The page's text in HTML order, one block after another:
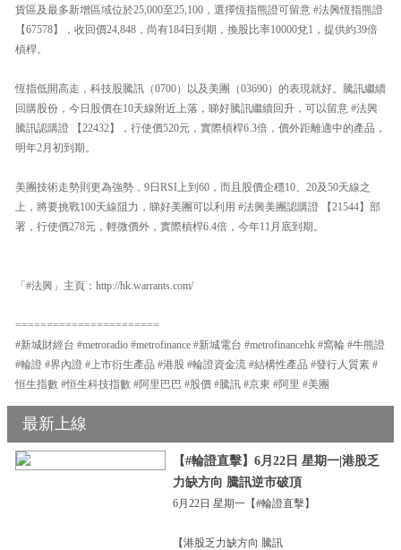
貨區及最多新增區域位於25,000至25,100，選擇恆指熊證可留意 #法興恆指熊證
【67578】，收回價24,848，尚有184日到期，換股比率10000兌1，提供約39倍
槓桿。
恆指低開高走，科技股騰訊（0700）以及美團（03690）的表現就好。騰訊繼續
回購股份，今日股價在10天線附近上落，睇好騰訊繼續回升，可以留意 #法興
騰訊認購證 【22432】，行使價520元，實際槓桿6.3倍，價外距離適中的產品，
明年2月初到期。
美團技術走勢則更為強勢，9日RSI上到60，而且股價企穩10、20及50天線之
上，將要挑戰100天線阻力，睇好美團可以利用 #法興美團認購證 【21544】部
署，行使價278元，輕微價外，實際槓桿6.4倍，今年11月底到期。
「#法興」主頁：http://hk.warrants.com/
=======================
#新城財經台 #metroradio #metrofinance #新城電台 #metrofinancehk #窩輪 #牛熊證
#輪證 #界內證 #上市衍生產品 #港股 #輪證資金流 #結構性產品 #發行人質素 #
恒生指數 #恒生科技指數 #阿里巴巴 #股價 #騰訊 #京東 #阿里 #美團
最新上線
【#輪證直擊】6月22日 星期一|港股乏
力缺方向 騰訊逆市破頂
6月22日 星期一【#輪證直擊】
【港股乏力缺方向 騰訊